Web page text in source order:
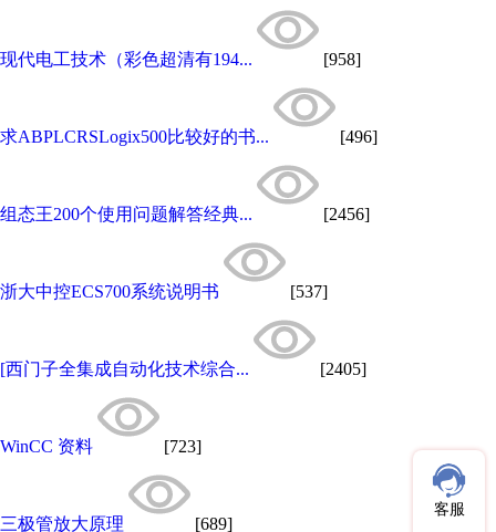
现代电工技术（彩色超清有194... [958]
求ABPLCRSLogix500比较好的书... [496]
组态王200个使用问题解答经典... [2456]
浙大中控ECS700系统说明书 [537]
[西门子全集成自动化技术综合... [2405]
WinCC 资料 [723]
三极管放大原理 [689]
客服